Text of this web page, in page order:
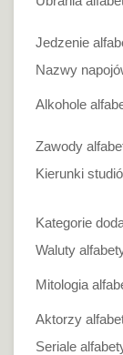
Jedzenie
Nazwy
Alkohole
Zawody
Kierunki
Kategorie
Waluty
Mitologia
Aktorzy
Seriale